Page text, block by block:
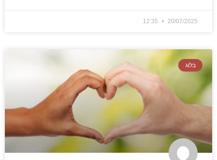
20/07/2025
בלוג